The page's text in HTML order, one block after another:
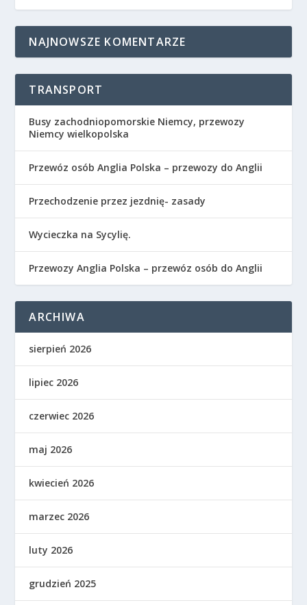
NAJNOWSZE KOMENTARZE
TRANSPORT
Busy zachodniopomorskie Niemcy, przewozy
Niemcy wielkopolska
Przewóz osób Anglia Polska – przewozy do Anglii
Przechodzenie przez jezdnię- zasady
Wycieczka na Sycylię.
Przewozy Anglia Polska – przewóz osób do Anglii
ARCHIWA
sierpień 2026
lipiec 2026
czerwiec 2026
maj 2026
kwiecień 2026
marzec 2026
luty 2026
grudzień 2025